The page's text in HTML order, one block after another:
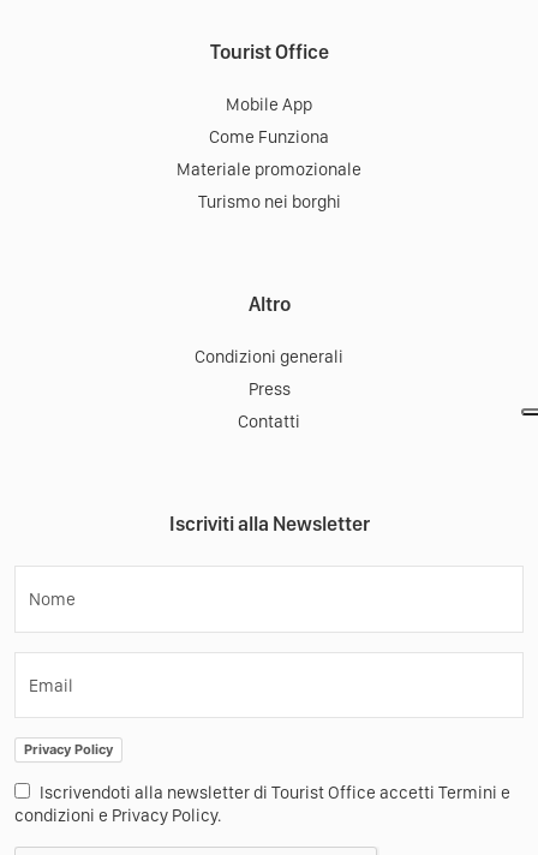
Tourist Office
Mobile App
Come Funziona
Materiale promozionale
Turismo nei borghi
Altro
Condizioni generali
Press
Contatti
Iscriviti alla Newsletter
Nome
Email
Privacy Policy
Iscrivendoti alla newsletter di Tourist Office accetti Termini e
condizioni e Privacy Policy.